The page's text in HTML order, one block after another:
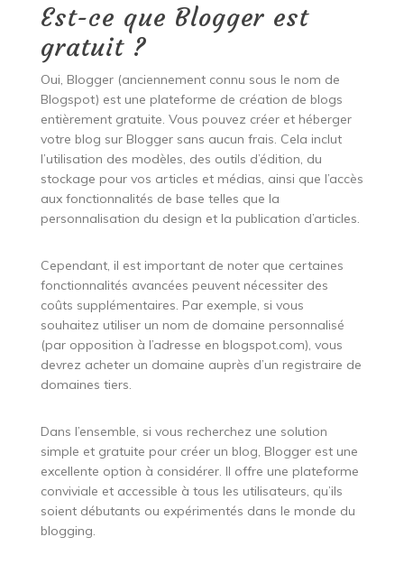
Est-ce que Blogger est
gratuit ?
Oui, Blogger (anciennement connu sous le nom de
Blogspot) est une plateforme de création de blogs
entièrement gratuite. Vous pouvez créer et héberger
votre blog sur Blogger sans aucun frais. Cela inclut
l’utilisation des modèles, des outils d’édition, du
stockage pour vos articles et médias, ainsi que l’accès
aux fonctionnalités de base telles que la
personnalisation du design et la publication d’articles.
Cependant, il est important de noter que certaines
fonctionnalités avancées peuvent nécessiter des
coûts supplémentaires. Par exemple, si vous
souhaitez utiliser un nom de domaine personnalisé
(par opposition à l’adresse en blogspot.com), vous
devrez acheter un domaine auprès d’un registraire de
domaines tiers.
Dans l’ensemble, si vous recherchez une solution
simple et gratuite pour créer un blog, Blogger est une
excellente option à considérer. Il offre une plateforme
conviviale et accessible à tous les utilisateurs, qu’ils
soient débutants ou expérimentés dans le monde du
blogging.